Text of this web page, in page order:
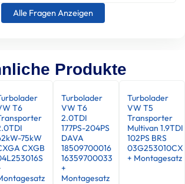
Alle Fragen Anzeigen
Produkte
T6
75kW
CXGB
Turbolader
VW T6
2.0TDI
177PS-204PS
DAVA
18509700016
16359700033
+
Montagesatz
Turbolader
VW T5
Transporter
Multivan 1.9TDI
102PS BRS
03G253010CX
+ Montagesatz